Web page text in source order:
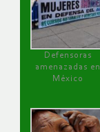
Defensoras
amenazadas en
México